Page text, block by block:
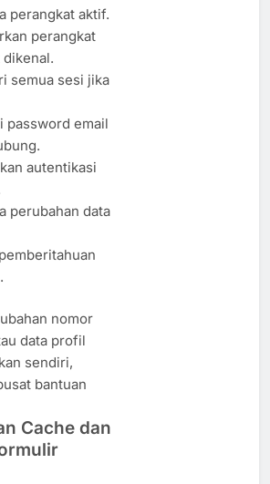
perangkat aktif.
perangkat
semua sesi jika
password email
autentikasi
perubahan data
nomor
data profil
sendiri,
bantuan
Cache dan